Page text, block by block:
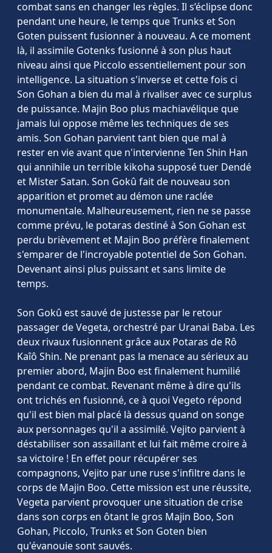
combat sans en changer les règles. Il s’éclipse donc
pendant une heure, le temps que Trunks et Son
Goten puissent fusionner à nouveau. A ce moment
là, il assimile Gotenks fusionné à son plus haut
niveau ainsi que Piccolo essentiellement pour son
intelligence. La situation s'inverse et cette fois ci
Son Gohan a bien du mal à rivaliser avec ce surplus
de puissance. Majin Boo plus machiavélique que
jamais lui oppose même les techniques de ses
amis. Son Gohan parvient tant bien que mal à
rester en vie avant que n'intervienne Ten Shin Han
qui annihile un terrible kikoha supposé tuer Dendé
et Mister Satan. Son Gokû fait de nouveau son
apparition et promet au démon une raclée
monumentale. Malheureusement, rien ne se passe
comme prévu, le potaras destiné à Son Gohan est
perdu brièvement et Majin Boo préfère finalement
s'emparer de l'incroyable potentiel de Son Gohan.
Devenant ainsi plus puissant et sans limite de
temps.
Son Gokû est sauvé de justesse par le retour
passager de Vegeta, orchestré par Uranai Baba. Les
deux rivaux fusionnent grâce aux Potaras de Rô
Kaîô Shin. Ne prenant pas la menace au sérieux au
premier abord, Majin Boo est finalement humilié
pendant ce combat. Revenant même à dire qu'ils
ont trichés en fusionné, ce à quoi Vegeto répond
qu'il est bien mal placé là dessus quand on songe
aux personnages qu'il a assimilé. Vejito parvient à
déstabiliser son assaillant et lui fait même croire à
sa victoire ! En effet pour récupérer ses
compagnons, Vejito par une ruse s'infiltre dans le
corps de Majin Boo. Cette mission est une réussite,
Vegeta parvient provoquer une situation de crise
dans son corps en ôtant le gros Majin Boo, Son
Gohan, Piccolo, Trunks et Son Goten bien
qu'évanouie sont sauvés.